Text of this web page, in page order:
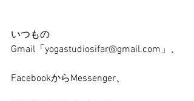
いつもの
Gmail「yogastudiosifar@gmail.com」、
FacebookからMessenger、